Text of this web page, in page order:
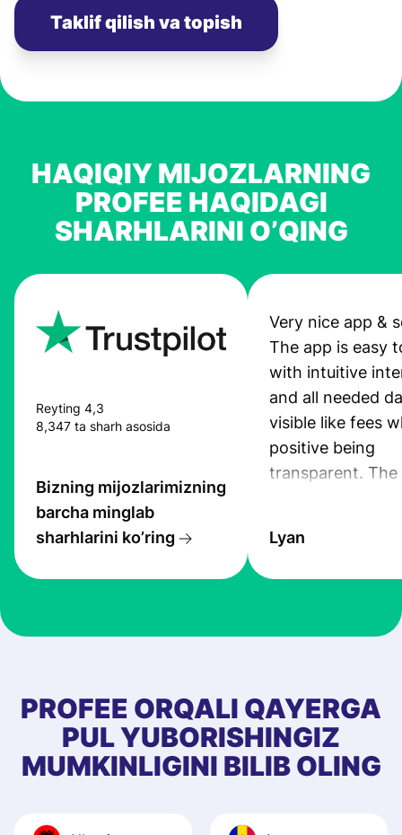
Taklif qilish va topish
HAQIQIY MIJOZLARNING
PROFEE HAQIDAGI
SHARHLARINI O’QING
Reyting 4,3
8,347 ta sharh asosida
Bizning mijozlarimizning
barcha minglab
sharhlarini ko’ring
Very nice app &
The app is easy
with intuitive
and all needed
visible like fees
positive being
transparent. The
the exchange
at Profee is very
first started
app, and they
quick to provide
and helpful
Lyan
PROFEE ORQALI QAYERGA
PUL YUBORISHINGIZ
MUMKINLIGINI BILIB OLING